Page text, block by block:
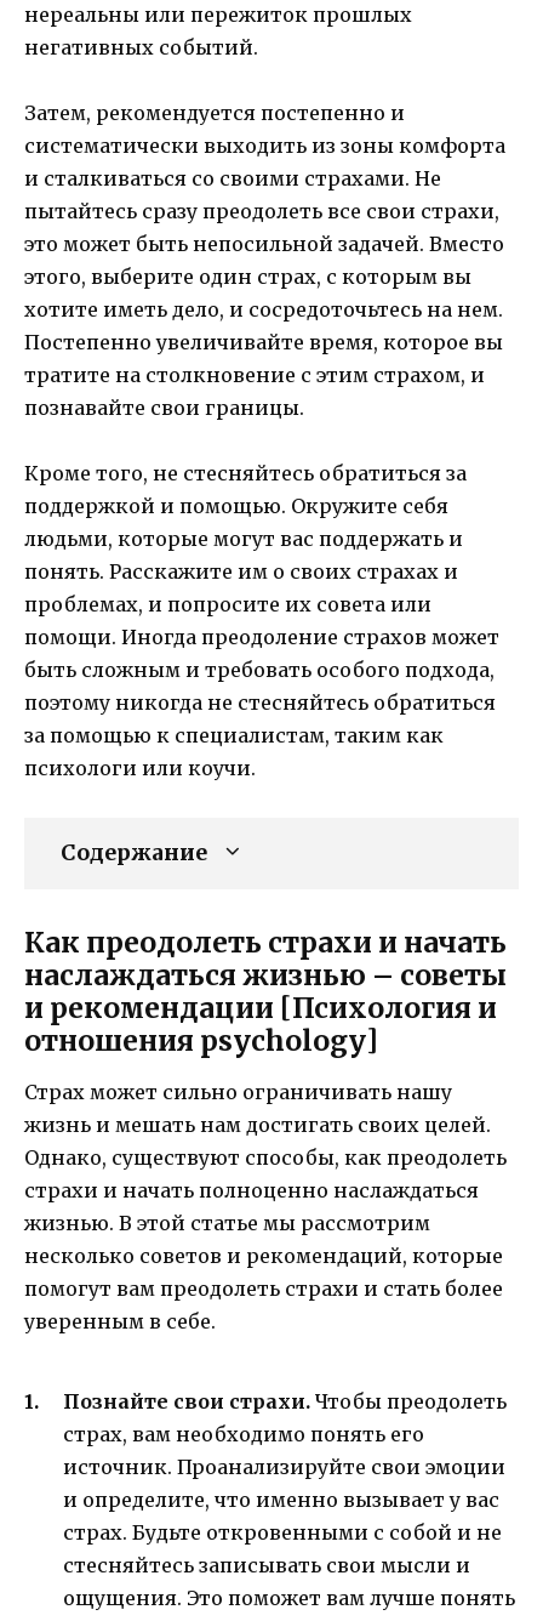
нереальны или пережиток прошлых
негативных событий.
Затем, рекомендуется постепенно и
систематически выходить из зоны комфорта
и сталкиваться со своими страхами. Не
пытайтесь сразу преодолеть все свои страхи,
это может быть непосильной задачей. Вместо
этого, выберите один страх, с которым вы
хотите иметь дело, и сосредоточьтесь на нем.
Постепенно увеличивайте время, которое вы
тратите на столкновение с этим страхом, и
познавайте свои границы.
Кроме того, не стесняйтесь обратиться за
поддержкой и помощью. Окружите себя
людьми, которые могут вас поддержать и
понять. Расскажите им о своих страхах и
проблемах, и попросите их совета или
помощи. Иногда преодоление страхов может
быть сложным и требовать особого подхода,
поэтому никогда не стесняйтесь обратиться
за помощью к специалистам, таким как
психологи или коучи.
Содержание
Как преодолеть страхи и начать
наслаждаться жизнью – советы
и рекомендации [Психология и
отношения psychology]
Страх может сильно ограничивать нашу
жизнь и мешать нам достигать своих целей.
Однако, существуют способы, как преодолеть
страхи и начать полноценно наслаждаться
жизнью. В этой статье мы рассмотрим
несколько советов и рекомендаций, которые
помогут вам преодолеть страхи и стать более
уверенным в себе.
Познайте свои страхи. Чтобы преодолеть
страх, вам необходимо понять его
источник. Проанализируйте свои эмоции
и определите, что именно вызывает у вас
страх. Будьте откровенными с собой и не
стесняйтесь записывать свои мысли и
ощущения. Это поможет вам лучше понять